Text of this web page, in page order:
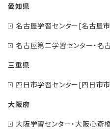
愛知県
名古屋学習センター[名古屋
名古屋第二学習センター・
三重県
四日市学習センター[四日市
大阪府
大阪学習センター・大阪心斎